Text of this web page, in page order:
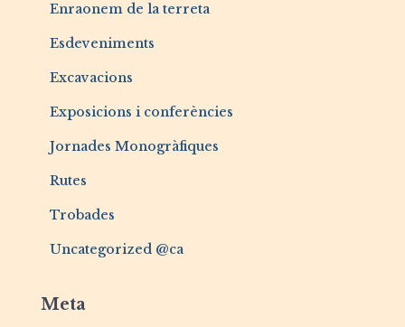
Enraonem de la terreta
Esdeveniments
Excavacions
Exposicions i conferències
Jornades Monogràfiques
Rutes
Trobades
Uncategorized @ca
Meta